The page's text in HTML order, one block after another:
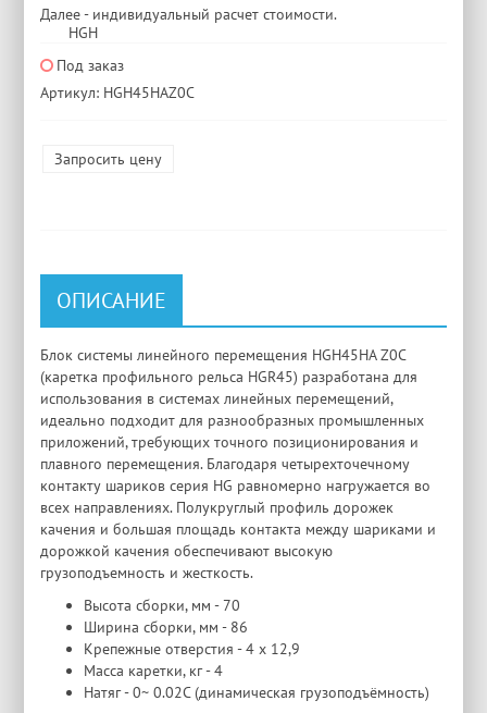
Далее - индивидуальный расчет стоимости.
Под заказ
Артикул: HGH45HAZ0C
Запросить цену
ОПИСАНИЕ
Блок системы линейного перемещения HGH45HA Z0C
(каретка профильного рельса HGR45) разработана для
использования в системах линейных перемещений,
идеально подходит для разнообразных промышленных
приложений, требующих точного позиционирования и
плавного перемещения. Благодаря четырехточечному
контакту шариков серия HG равномерно нагружается во
всех направлениях. Полукруглый профиль дорожек
качения и большая площадь контакта между шариками и
дорожкой качения обеспечивают высокую
грузоподъемность и жесткость.
Высота сборки, мм - 70
Ширина сборки, мм - 86
Крепежные отверстия - 4 х 12,9
Масса каретки, кг - 4
Натяг - 0~ 0.02C (динамическая грузоподъёмность)